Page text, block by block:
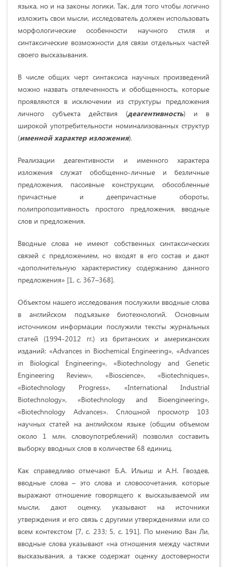
языка, но и на законы логики. Так, для того чтобы логично
изложить свои мысли, исследователь должен использовать
морфологические особенности научного стиля и
синтаксические возможности для связи отдельных частей
своего высказывания.
В числе общих черт синтаксиса научных произведений
можно назвать отвлеченность и обобщенность, которые
проявляются в исключении из структуры предложения
личного субъекта действия (деагентивность)
и в
широкой употребительности номинализованных структур
(именной характер изложения).
Реализации деагентивности и именного характера
изложения служат обобщенно-личные и безличные
предложения, пассивные конструкции, обособленные
причастные и деепричастные обороты,
полипропозитивность простого предложения, вводные
слов и предложения.
Вводные слова не имеют собственных синтаксических
связей с предложением, но входят в его состав и дают
«дополнительную характеристику содержанию данного
предложения» [1, c. 367–368].
Объектом нашего исследования послужили вводные слова
в английском подъязыке биотехнологий. Основным
источником информации послужили тексты журнальных
статей (1994-2012 гг.) из британских и американских
изданий: «Advances in Biochemical Engineering», «Advances
in Biological Engineering», «Biotechnology and Genetic
Engineering Review», «Bioscience», «Biotechniques»,
«Biotechnology Progress», «International Industrial
Biotechnology», «Biotechnology and Bioengineering»,
«Biotechnology Advances». Сплошной просмотр 103
научных статей на английском языке (общим объемом
около 1 млн. словоупотреблений) позволил составить
выборку вводных слов в количестве 68 единиц.
Как справедливо отмечают Б.А. Ильиш и А.Н. Гвоздев,
вводные слова – это слова и словосочетания, которые
выражают отношение говорящего к высказываемой им
мысли, дают оценку, указывают на источники
утверждения и его связь с другими утверждениями или со
всем контекстом [7, c. 233; 5, с. 191]. По мнению Ван Ли,
вводные слова указывают «на отношения между частями
высказывания, а также содержат оценку достоверности